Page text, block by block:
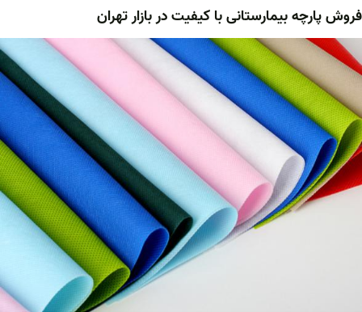
فروش پارچه بیمارستانی با کیفیت در بازار تهران